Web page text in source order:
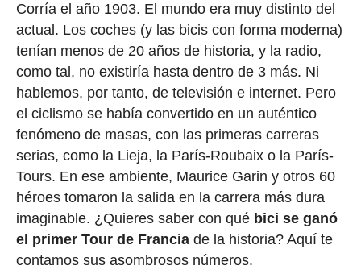
Corría el año 1903. El mundo era muy distinto del
actual. Los coches (y las bicis con forma moderna)
tenían menos de 20 años de historia, y la radio,
como tal, no existiría hasta dentro de 3 más. Ni
hablemos, por tanto, de televisión e internet. Pero
el ciclismo se había convertido en un auténtico
fenómeno de masas, con las primeras carreras
serias, como la Lieja, la París-Roubaix o la París-
Tours. En ese ambiente, Maurice Garin y otros 60
héroes tomaron la salida en la carrera más dura
imaginable. ¿Quieres saber con qué bici se ganó
el primer Tour de Franciade la historia? Aquí te
contamos sus asombrosos números.